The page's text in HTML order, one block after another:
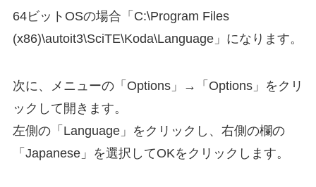
64ビットOSの場合「C:\Program Files
(x86)\autoit3\SciTE\Koda\Language」になります。
次に、メニューの「Options」→「Options」をクリ
ックして開きます。
左側の「Language」をクリックし、右側の欄の
「Japanese」を選択してOKをクリックします。